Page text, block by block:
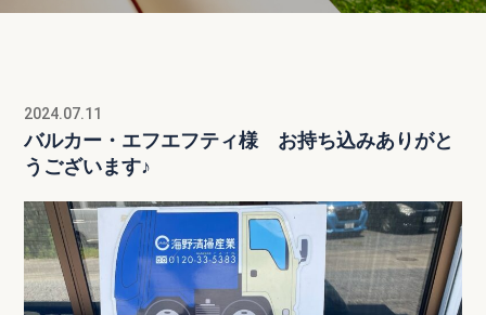
2024.07.11
バルカー・エフエフティ様 お持ち込みありがと
うございます♪